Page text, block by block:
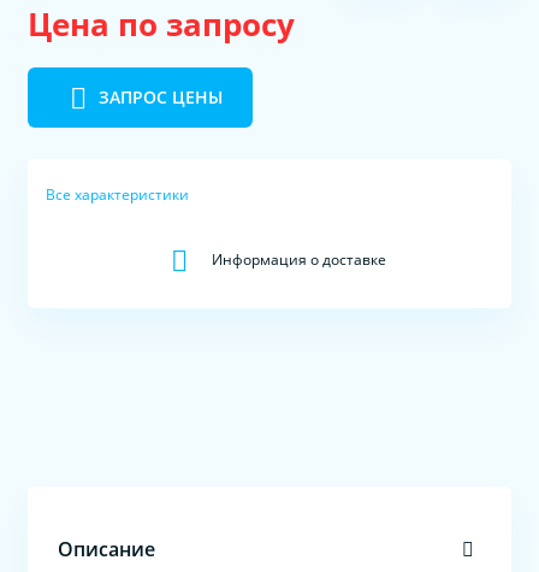
Цена по запросу
ЗАПРОС ЦЕНЫ
Все характеристики
Информация о доставке
Описание